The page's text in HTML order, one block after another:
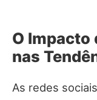
O Impacto
nas
As redes